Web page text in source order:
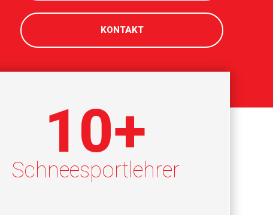
KONTAKT
Schneesportlehrer
10+